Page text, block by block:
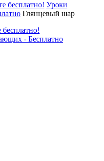
бесплатно! Уроки
Глянцевый шар
- Бесплатно